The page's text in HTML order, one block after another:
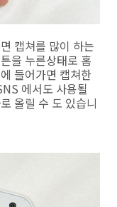
캡쳐를 많이 하는
을 누른상태로 홈
들어가면 캡쳐한
에서도 사용될
올릴 수 도 있습니